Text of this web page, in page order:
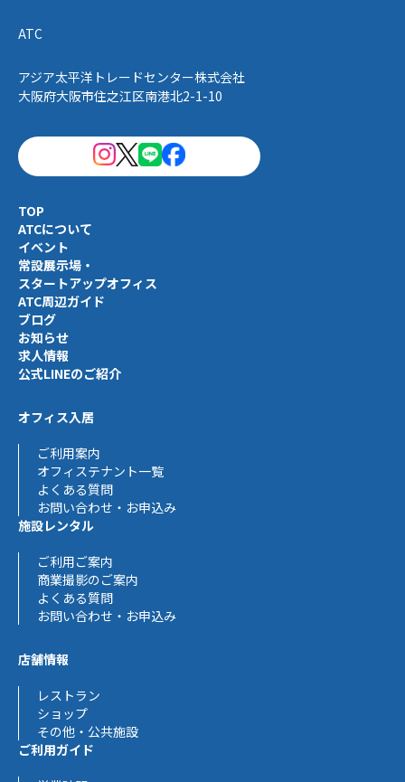
ATC
アジア太平洋トレードセンター株式会社
大阪府大阪市住之江区南港北2-1-10
TOP
ATCについて
イベント
常設展示場・
スタートアップオフィス
ATC周辺ガイド
ブログ
お知らせ
求人情報
公式LINEのご紹介
オフィス入居
ご利用案内
オフィステナント一覧
よくある質問
お問い合わせ・お申込み
施設レンタル
ご利用ご案内
商業撮影のご案内
よくある質問
お問い合わせ・お申込み
店舗情報
レストラン
ショップ
その他・公共施設
ご利用ガイド